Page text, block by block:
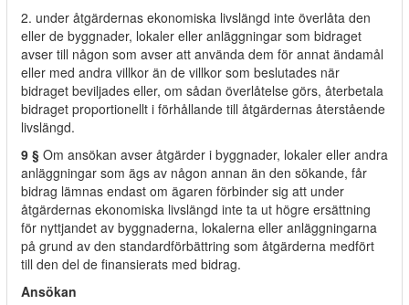
2. under åtgärdernas ekonomiska livslängd inte överlåta den
eller de byggnader, lokaler eller anläggningar som bidraget
avser till någon som avser att använda dem för annat ändamål
eller med andra villkor än de villkor som beslutades när
bidraget beviljades eller, om sådan överlåtelse görs, återbetala
bidraget proportionellt i förhållande till åtgärdernas återstående
livslängd.
9 § Om ansökan avser åtgärder i byggnader, lokaler eller andra
anläggningar som ägs av någon annan än den sökande, får
bidrag lämnas endast om ägaren förbinder sig att under
åtgärdernas ekonomiska livslängd inte ta ut högre ersättning
för nyttjandet av byggnaderna, lokalerna eller anläggningarna
på grund av den standardförbättring som åtgärderna medfört
till den del de finansierats med bidrag.
Ansökan